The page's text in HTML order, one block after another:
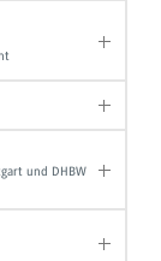
und DHBW